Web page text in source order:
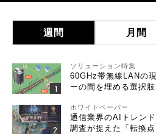
週間 月間
ソリューション特集
60GHz帯無線LANの
ーの間を埋める選択肢
ホワイトペーパー
通信業界のAIトレン
調査が捉えた「転換点